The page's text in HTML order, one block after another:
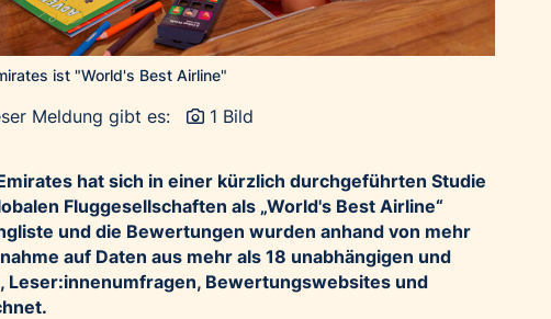
ist "World's Best Airline"
Meldung gibt es: 1 Bild
hat sich in einer kürzlich durchgeführten Studie
Fluggesellschaften als „World's Best Airline“
und die Bewertungen wurden anhand von mehr
auf Daten aus mehr als 18 unabhängigen und
Leser:innenumfragen, Bewertungswebsites und